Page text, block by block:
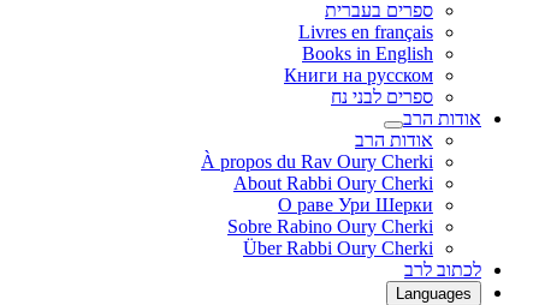
ספרים בעברית
Livres en français
Books in English
Книги на русском
ספרים לבני נח
אודות הרב
אודות הרב
À propos du Rav Oury Cherki
About Rabbi Oury Cherki
О раве Ури Шерки
Sobre Rabino Oury Cherki
Über Rabbi Oury Cherki
לכתוב לרב
Languages